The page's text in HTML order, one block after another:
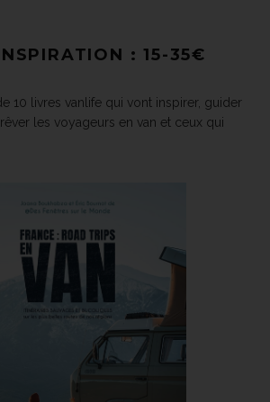
: 15-35€
10 livres vanlife qui vont inspirer, guider
les voyageurs en van et ceux qui